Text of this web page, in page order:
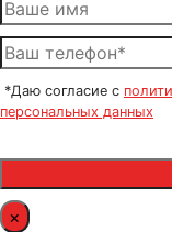
*Даю согласие с
персональных данных
×